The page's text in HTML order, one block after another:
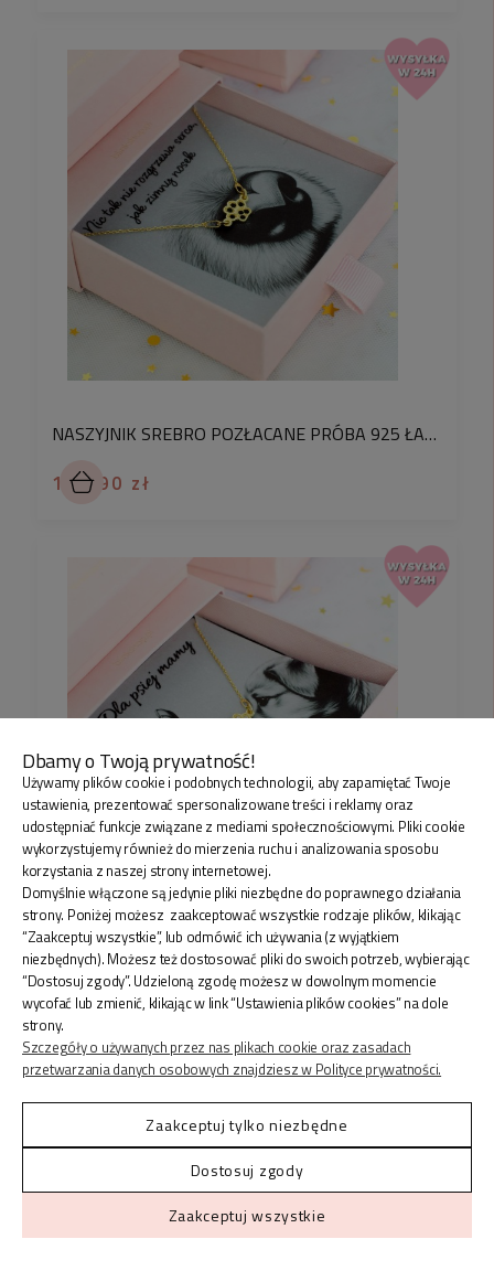
NASZYJNIK SREBRO POZŁACANE PRÓBA 925 ŁAŃCUSZEK Z MINI ŁAPKĄ WYSADZANĄ CZARNYMI KRYSZTAŁKAMI PRECIOSA PREZENT DLA PSIEJ MAMY
184,90 zł
179,90 zł
Dbamy o Twoją prywatność!
Używamy plików cookie i podobnych technologii, aby zapamiętać Twoje
ustawienia, prezentować spersonalizowane treści i reklamy oraz
udostępniać funkcje związane z mediami społecznościowymi. Pliki cookie
wykorzystujemy również do mierzenia ruchu i analizowania sposobu
korzystania z naszej strony internetowej.
Domyślnie włączone są jedynie pliki niezbędne do poprawnego działania
strony. Poniżej możesz zaakceptować wszystkie rodzaje plików, klikając
“Zaakceptuj wszystkie”, lub odmówić ich używania (z wyjątkiem
niezbędnych). Możesz też dostosować pliki do swoich potrzeb, wybierając
“Dostosuj zgody”. Udzieloną zgodę możesz w dowolnym momencie
wycofać lub zmienić, klikając w link “Ustawienia plików cookies” na dole
strony.
Szczegóły o używanych przez nas plikach cookie oraz zasadach
przetwarzania danych osobowych znajdziesz w Polityce prywatności.
Zaakceptuj tylko niezbędne
Dostosuj zgody
Zaakceptuj wszystkie